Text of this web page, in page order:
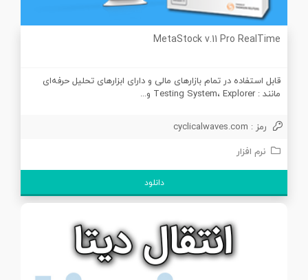
MetaStock v.11 Pro RealTime
قابل استفاده در تمام بازار‌های مالی و دارای ابزارهای تحلیل حرفه‌ای
مانند : Testing System، Explorer و...
رمز : cyclicalwaves.com
نرم افزار
دانلود